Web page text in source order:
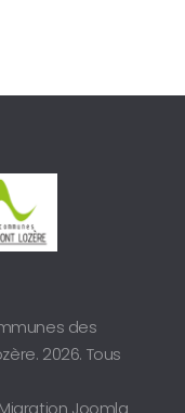
des
2026. Tous
Migration Joomla